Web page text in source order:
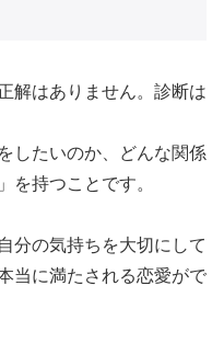
解はありません。診断は
したいのか、どんな関係
を持つことです。
分の気持ちを大切にして
当に満たされる恋愛がで